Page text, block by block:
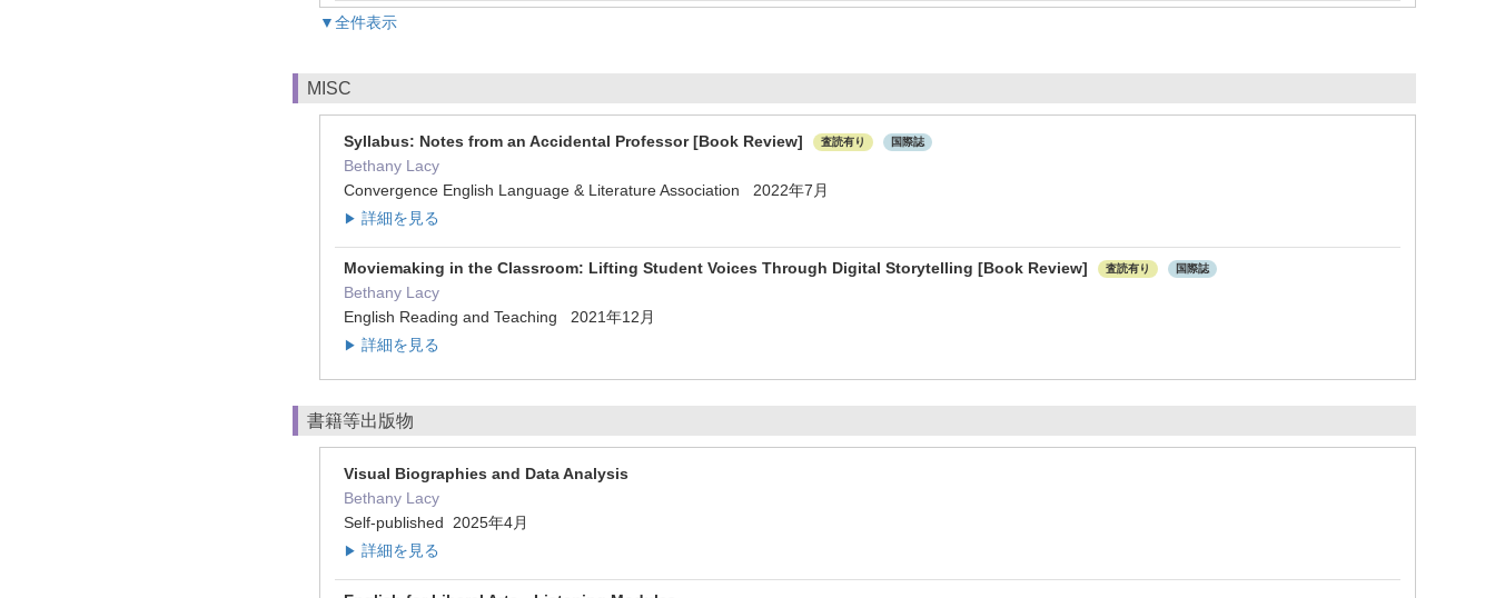
▼全件表示
MISC
Syllabus: Notes from an Accidental Professor [Book Review] 査読有り 国際誌
Bethany Lacy
Convergence English Language & Literature Association 2022年7月
▶ 詳細を見る
Moviemaking in the Classroom: Lifting Student Voices Through Digital Storytelling [Book Review] 査読有り 国際誌
Bethany Lacy
English Reading and Teaching 2021年12月
▶ 詳細を見る
書籍等出版物
Visual Biographies and Data Analysis
Bethany Lacy
Self-published 2025年4月
▶ 詳細を見る